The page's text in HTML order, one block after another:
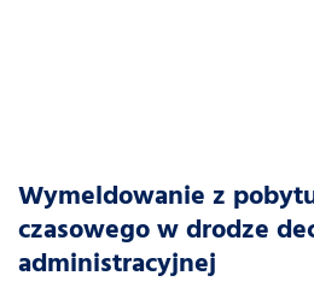
Wymeldowanie z
czasowego w drodze
administracyjnej